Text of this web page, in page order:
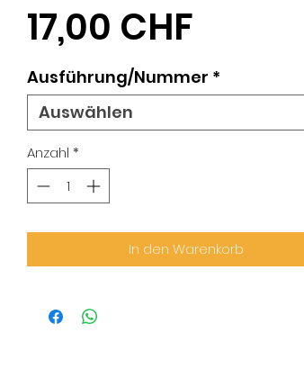
17,00 CHFPreis
Ausführung/Nummer *
Auswählen
Anzahl *
In den Warenkorb